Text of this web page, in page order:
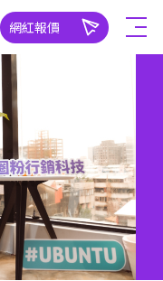
網紅報價